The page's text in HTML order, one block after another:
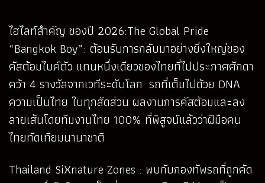
ไฮไลท์สำคัญ ของปี 2026:The Global Pride
“Bangkok Boy”: ต้อนรับการกลับมาอย่างยิ่งใหญ่ของ
คัสต้อมไบค์ตัว แทนหนึ่งเดียวของไทยที่ไปประกาศศักดา
คว้า 4 รางวัลจากเวทีระดับโลก รถที่เต็มไปด้วย DNA
ความเป็นไทย ในทุกสัดส่วน ผลงานการคัสต้อมและลง
ลายเส้นโดยทีมงานไทย 100% ที่พิสูจน์แล้วว่าฝีมือคน
ไทยทัดเทียมนานาชาติ
Thailand SiXnature Zones : พบกับกองทัพรถที่ถูกคัด